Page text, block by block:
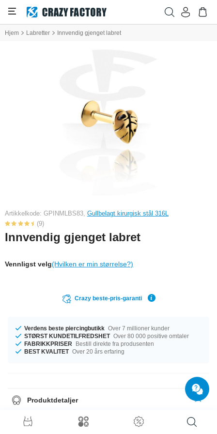
Hjem Labretter Innvendig gjenget labret
Artikkelkode: GPINMLBS83, Gullbelagt kirurgisk stål 316L
(9)
Innvendig gjenget labret
Vennligst velg(Hvilken er min størrelse?)
Crazy beste-pris-garanti
Verdens beste piercingbutikk Over 7 millioner kunder
STØRST KUNDETILFREDSHET Over 80 000 positive omtaler
FABRIKKPRISER
Bestill direkte fra produsenten
BEST KVALITET Over 20 års erfaring
Produktdetaljer
målene 1.2 mm og 1.6 mm. Du kan velge en lengde fra 6 mm til 12 mm.